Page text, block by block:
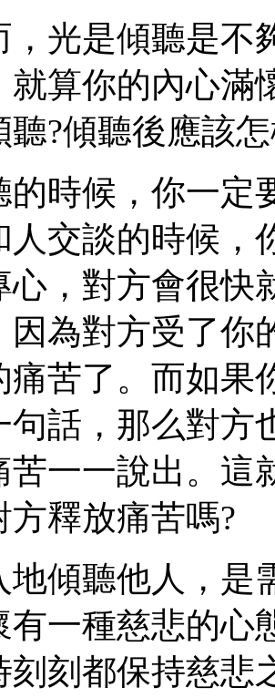
是傾聽是不
就算你的內心滿
聽?傾聽後應該
候，你一定
人交談的時候，
心，對方會很快
因為對方受了你
痛苦了。而如果
句話，那么對方
苦一一說出。這
方釋放痛苦嗎?
聽他人，是
有一種慈悲的心
刻刻都保持慈悲